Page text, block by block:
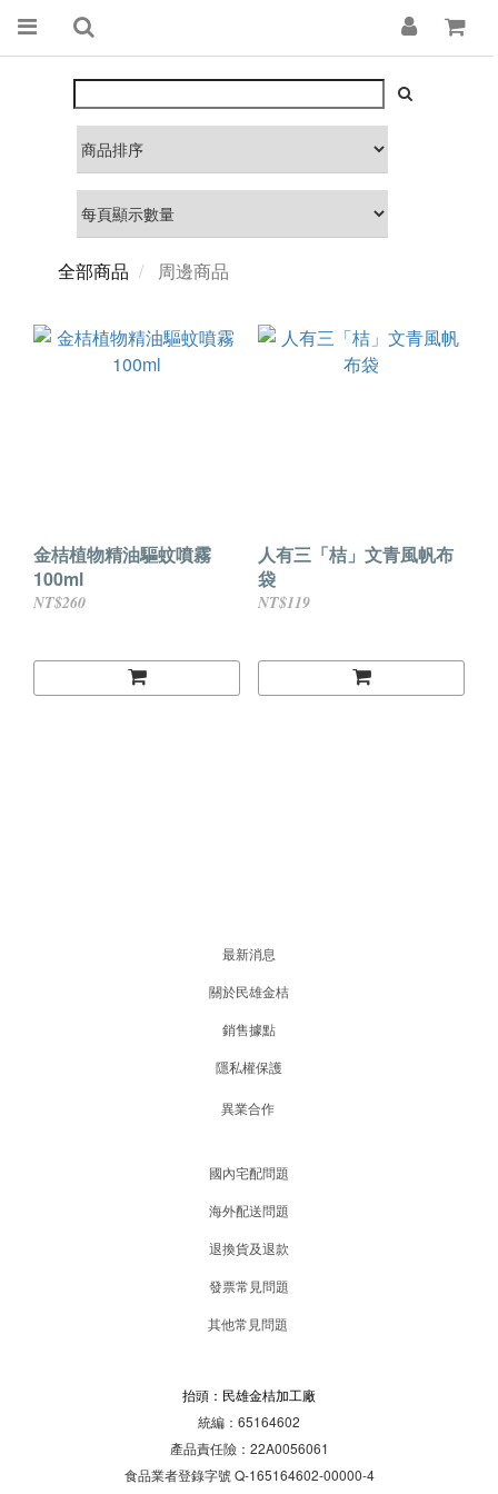
全部商品 周邊商品
金桔植物精油驅蚊噴霧
100ml
NT$260
人有三「桔」文青風帆布
袋
NT$119
最新消息
關於民雄金桔
銷售據點
隱私權保護
異業合作
國內宅配問題
海外配送問題
退換貨及退款
發票常見問題
其他常見問題
抬頭：民雄金桔加工廠
統編：65164602
產品責任險：22A0056061
食品業者登錄字號 Q-165164602-00000-4